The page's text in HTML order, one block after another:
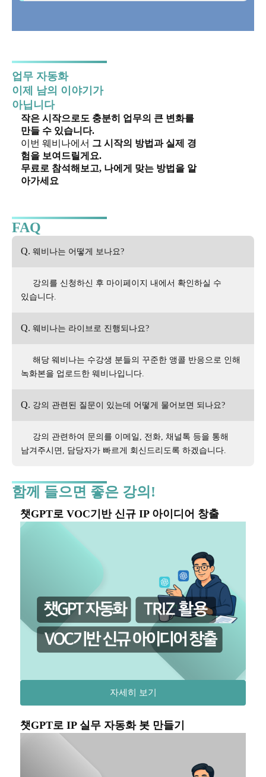
업무 자동화
이제 남의 이야기가
아닙니다
작은 시작으로도 충분히 업무의 큰 변화를
만들 수 있습니다.
이번 웨비나에서 그 시작의 방법과 실제 경
험을 보여드릴게요.
무료로 참석해보고, 나에게 맞는 방법을 알
아가세요
FAQ
Q. 웨비나는 어떻게 보나요?
강의를 신청하신 후 마이페이지 내에서 확인하실 수
있습니다.
Q. 웨비나는 라이브로 진행되나요?
해당 웨비나는 수강생 분들의 꾸준한 앵콜 반응으로 인해
녹화본을 업로드한 웨비나입니다.
Q. 강의 관련된 질문이 있는데 어떻게 물어보면 되나요?
강의 관련하여 문의를 이메일, 전화, 채널톡 등을 통해
남겨주시면, 담당자가 빠르게 회신드리도록 하겠습니다.
함께 들으면 좋은 강의!
챗GPT로 VOC기반 신규 IP 아이디어 창출
자세히 보기
챗GPT로 IP 실무 자동화 봇 만들기